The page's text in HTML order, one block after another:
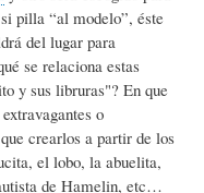
pilla “al modelo”, éste
del lugar para
se relaciona estas
y sus libruras"? En que
o
crearlos a partir de los
el lobo, la abuelita,
de Hamelin, etc…